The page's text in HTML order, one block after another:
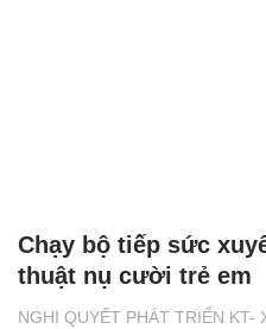
NGHỊ QUYẾT PHÁT TRIỂN KT-
Chạy bộ tiếp sức
thuật nụ cười trẻ em